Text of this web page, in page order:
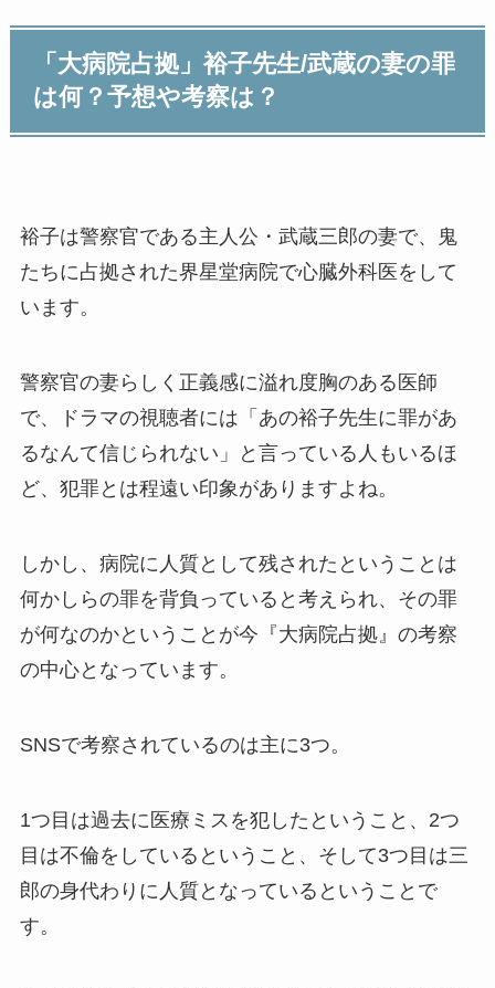
「大病院占拠」裕子先生/武蔵の妻の罪
は何？予想や考察は？
裕子は警察官である主人公・武蔵三郎の妻で、鬼
たちに占拠された界星堂病院で心臓外科医をして
います。
警察官の妻らしく正義感に溢れ度胸のある医師
で、ドラマの視聴者には「あの裕子先生に罪があ
るなんて信じられない」と言っている人もいるほ
ど、犯罪とは程遠い印象がありますよね。
しかし、病院に人質として残されたということは
何かしらの罪を背負っていると考えられ、その罪
が何なのかということが今『大病院占拠』の考察
の中心となっています。
SNSで考察されているのは主に3つ。
1つ目は過去に医療ミスを犯したということ、2つ
目は不倫をしているということ、そして3つ目は三
郎の身代わりに人質となっているということで
す。